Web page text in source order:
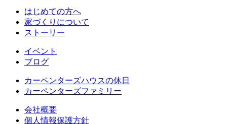
はじめての方へ
家づくりについて
ストーリー
イベント
ブログ
カーペンターズハウスの休日
カーペンターズファミリー
会社概要
個人情報保護方針